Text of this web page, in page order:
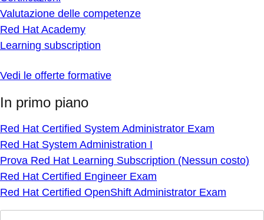
Valutazione delle competenze
Red Hat Academy
Learning subscription
Vedi le offerte formative
In primo piano
Red Hat Certified System Administrator Exam
Red Hat System Administration I
Prova Red Hat Learning Subscription (Nessun costo)
Red Hat Certified Engineer Exam
Red Hat Certified OpenShift Administrator Exam